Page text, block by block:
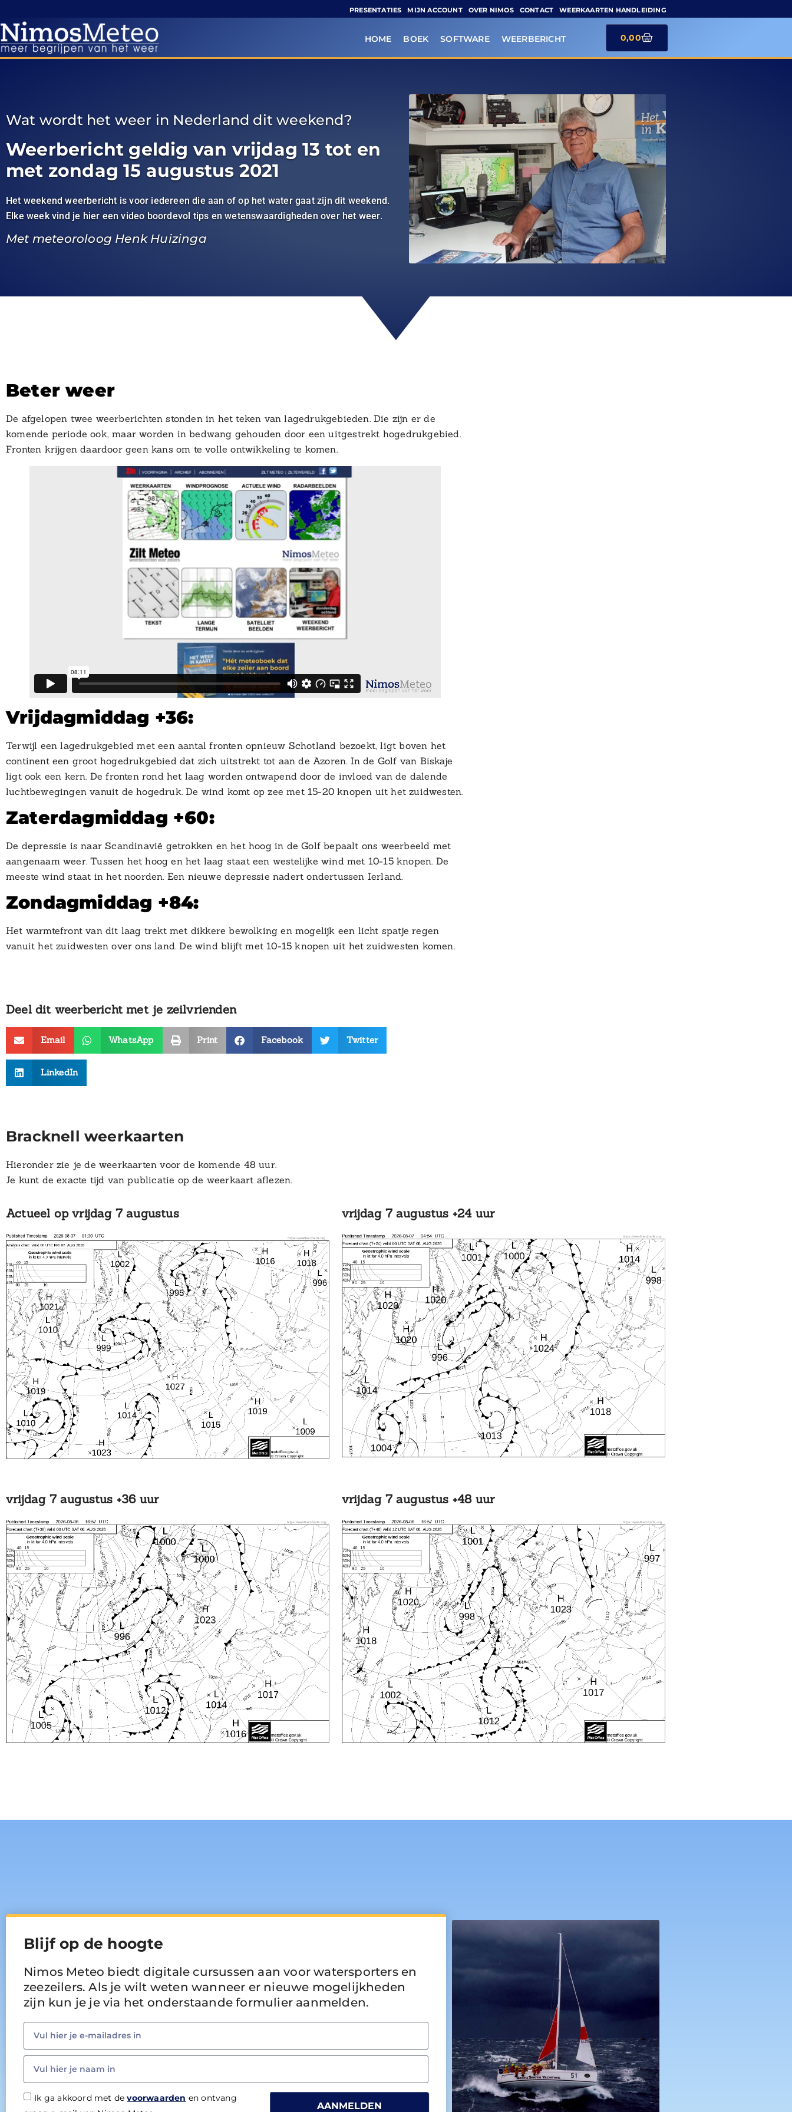
PRESENTATIES MIJN ACCOUNT OVER NIMOS CONTACT WEERKAARTEN HANDLEIDING
HOME BOEK SOFTWARE WEERBERICHT 0,00
Wat wordt het weer in Nederland dit weekend?
Weerbericht geldig van vrijdag 13 tot en
met zondag 15 augustus 2021
Het weekend weerbericht is voor iedereen die aan of op het water gaat zijn dit weekend.
Elke week vind je hier een video boordevol tips en wetenswaardigheden over het weer.
Met meteoroloog Henk Huizinga
Beter weer
De afgelopen twee weerberichten stonden in het teken van lagedrukgebieden. Die zijn er de
komende periode ook, maar worden in bedwang gehouden door een uitgestrekt hogedrukgebied.
Fronten krijgen daardoor geen kans om te volle ontwikkeling te komen.
Vrijdagmiddag +36:
Terwijl een lagedrukgebied met een aantal fronten opnieuw Schotland bezoekt, ligt boven het
continent een groot hogedrukgebied dat zich uitstrekt tot aan de Azoren. In de Golf van Biskaje
ligt ook een kern. De fronten rond het laag worden ontwapend door de invloed van de dalende
luchtbewegingen vanuit de hogedruk. De wind komt op zee met 15-20 knopen uit het zuidwesten.
Zaterdagmiddag +60:
De depressie is naar Scandinavië getrokken en het hoog in de Golf bepaalt ons weerbeeld met
aangenaam weer. Tussen het hoog en het laag staat een westelijke wind met 10-15 knopen. De
meeste wind staat in het noorden. Een nieuwe depressie nadert ondertussen Ierland.
Zondagmiddag +84:
Het warmtefront van dit laag trekt met dikkere bewolking en mogelijk een licht spatje regen
vanuit het zuidwesten over ons land. De wind blijft met 10-15 knopen uit het zuidwesten komen.
Deel dit weerbericht met je zeilvrienden
Email WhatsApp Print Facebook Twitter
LinkedIn
Bracknell weerkaarten
Hieronder zie je de weerkaarten voor de komende 48 uur.
Je kunt de exacte tijd van publicatie op de weerkaart aflezen.
Actueel op vrijdag 7 augustus vrijdag 7 augustus +24 uur
vrijdag 7 augustus +36 uur vrijdag 7 augustus +48 uur
Blijf op de hoogte
Nimos Meteo biedt digitale cursussen aan voor watersporters en
zeezeilers. Als je wilt weten wanneer er nieuwe mogelijkheden
zijn kun je je via het onderstaande formulier aanmelden.
Ik ga akkoord met devoorwaarden en ontvang
AANMELDEN